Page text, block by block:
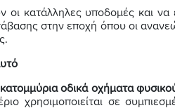
οι κατάλληλες υποδομές και να
στην εποχή όπου οι
οδικά οχήματα
χρησιμοποιείται σε